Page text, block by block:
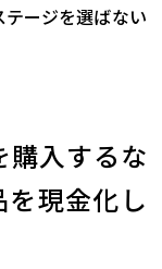
ージを選ばない
購入するな
現金化し